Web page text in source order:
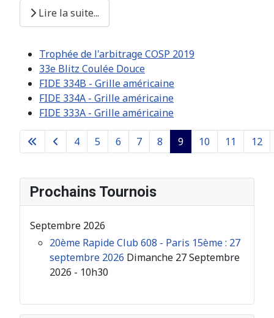
Prochains Tournois
Septembre 2026
20ème Rapide Club 608 - Paris 15ème : 27
septembre 2026 Dimanche 27 Septembre
2026 - 10h30
Lire la suite...
Trophée de l'arbitrage COSP 2019
33e Blitz Coulée Douce
FIDE 334B - Grille américaine
FIDE 334A - Grille américaine
FIDE 333A - Grille américaine
Page 9 sur 26
4 5 6 7 8 9 10 11 12